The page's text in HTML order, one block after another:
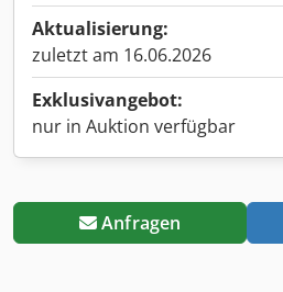
Aktualisierung:
zuletzt am 16.06.2026
Exklusivangebot:
nur in Auktion verfügbar
Anfragen